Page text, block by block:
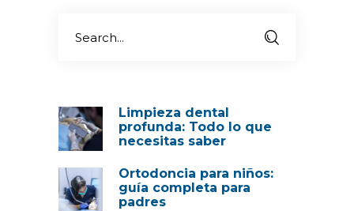
Limpieza dental
profunda: Todo lo que
necesitas saber
Ortodoncia para niños:
guía completa para
padres